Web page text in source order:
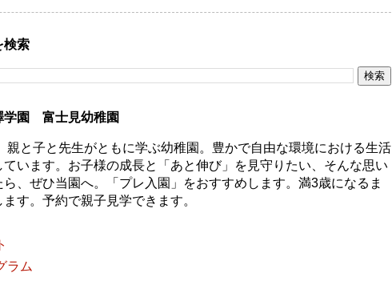
検索
学園 富士見幼稚園
親と子と先生がともに学ぶ幼稚園。豊かで自由な環境における生活
ています。お子様の成長と「あと伸び」を見守りたい、そんな思い
ら、ぜひ当園へ。「プレ入園」をおすすめします。満3歳になるま
す。予約で親子見学できます。
ラム